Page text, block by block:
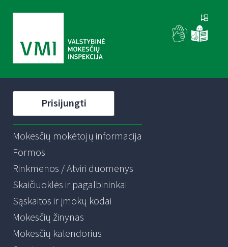
Prisijungti
Mokesčių mokėtojų informacija
Formos
Rinkmenos / Atviri duomenys
Skaičiuoklės ir pagalbininkai
Sąskaitos ir įmokų kodai
Mokesčių žinynas
Mokesčių kalendorius